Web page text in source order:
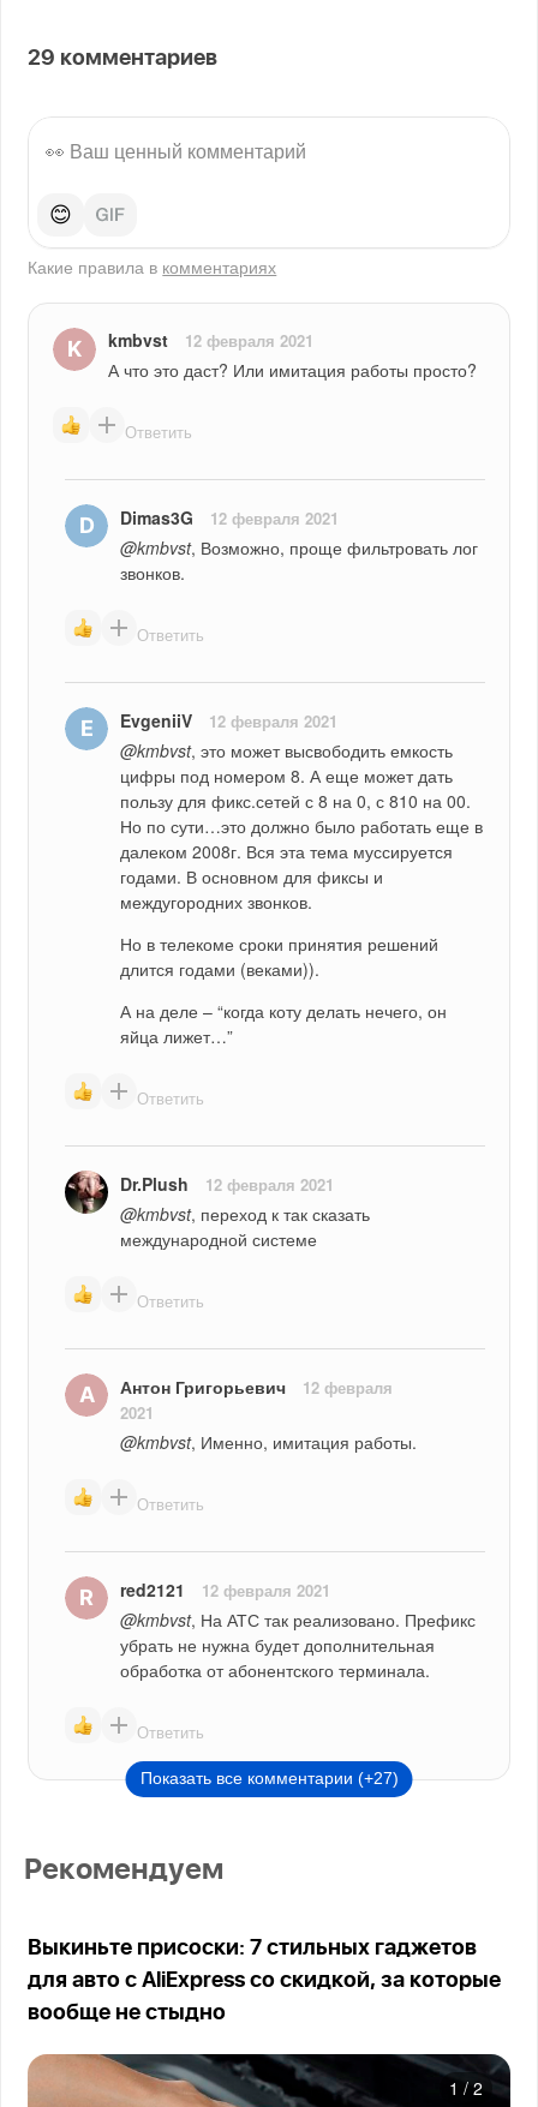
29 комментариев
😊
Какие правила в комментариях
kmbvst 12 февраля 2021
А что это даст? Или имитация работы просто?
Ответить
Dimas3G 12 февраля 2021
@kmbvst, Возможно, проще фильтровать лог
звонков.
Ответить
EvgeniiV 12 февраля 2021
@kmbvst, это может высвободить емкость
цифры под номером 8. А еще может дать
пользу для фикс.сетей с 8 на 0, с 810 на 00.
Но по сути…это должно было работать еще в
далеком 2008г. Вся эта тема муссируется
годами. В основном для фиксы и
междугородних звонков.
Но в телекоме сроки принятия решений
длится годами (веками)).
А на деле – “когда коту делать нечего, он
яйца лижет…”
Ответить
Dr.Plush 12 февраля 2021
@kmbvst, переход к так сказать
международной системе
Ответить
Антон Григорьевич
12 февраля
2021
@kmbvst, Именно, имитация работы.
Ответить
red2121 12 февраля 2021
@kmbvst, На АТС так реализовано. Префикс
убрать не нужна будет дополнительная
обработка от абонентского терминала.
Ответить
Показать все комментарии (+27)
Рекомендуем
Выкиньте присоски: 7 стильных гаджетов
для авто с AliExpress со скидкой, за которые
вообще не стыдно
1 / 2